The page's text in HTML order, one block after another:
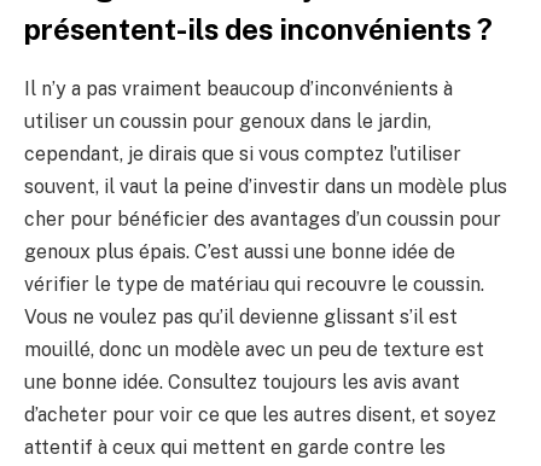
présentent-ils des inconvénients ?
Il n’y a pas vraiment beaucoup d’inconvénients à
utiliser un coussin pour genoux dans le jardin,
cependant, je dirais que si vous comptez l’utiliser
souvent, il vaut la peine d’investir dans un modèle plus
cher pour bénéficier des avantages d’un coussin pour
genoux plus épais. C’est aussi une bonne idée de
vérifier le type de matériau qui recouvre le coussin.
Vous ne voulez pas qu’il devienne glissant s’il est
mouillé, donc un modèle avec un peu de texture est
une bonne idée. Consultez toujours les avis avant
d’acheter pour voir ce que les autres disent, et soyez
attentif à ceux qui mettent en garde contre les